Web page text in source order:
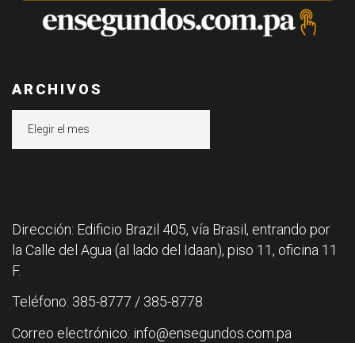
ARCHIVOS
Dirección: Edificio Brazil 405, vía Brasil, entrando por
la Calle del Agua (al lado del Idaan), piso 11, oficina 11
F.
Teléfono: 385-8777 / 385-8778
Correo electrónico: info@ensegundos.com.pa